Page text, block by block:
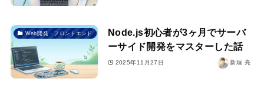
Web開発・フロントエンド
Node.js初心者が3ヶ月でサーバ
ーサイド開発をマスターした話
2025年11月27日 新垣 亮